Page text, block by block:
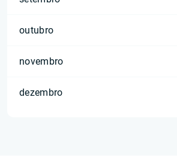
outubro
novembro
dezembro